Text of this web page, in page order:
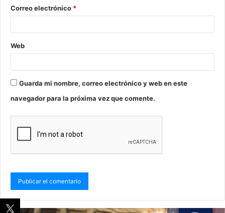
Correo electrónico *
Web
Guarda mi nombre, correo electrónico y web en este
navegador para la próxima vez que comente.